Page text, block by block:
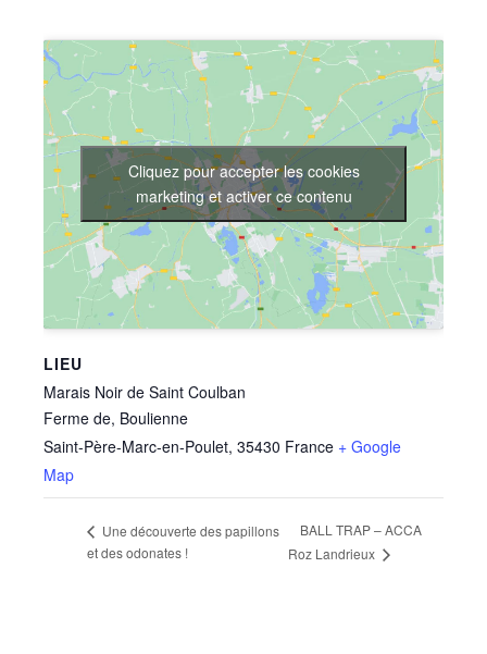
LIEU
Marais Noir de Saint Coulban
Ferme de, Boulienne
Saint-Père-Marc-en-Poulet, 35430 France + Google
Map
Cliquez pour accepter les cookies
marketing et activer ce contenu
Une découverte des papillons
et des odonates !
BALL TRAP – ACCA
Roz Landrieux